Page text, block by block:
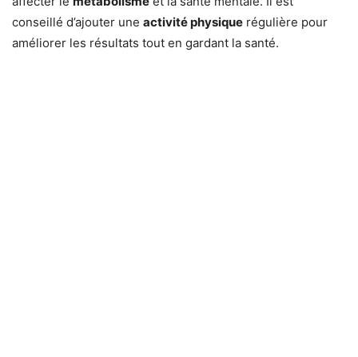
conseillé d’ajouter une activité physique régulière pour
améliorer les résultats tout en gardant la santé.